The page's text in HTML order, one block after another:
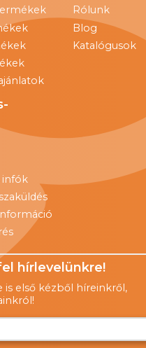
Rólunk
Blog
Katalógusok
infók
hírlevelünkre!
is első kézből híreinkről,